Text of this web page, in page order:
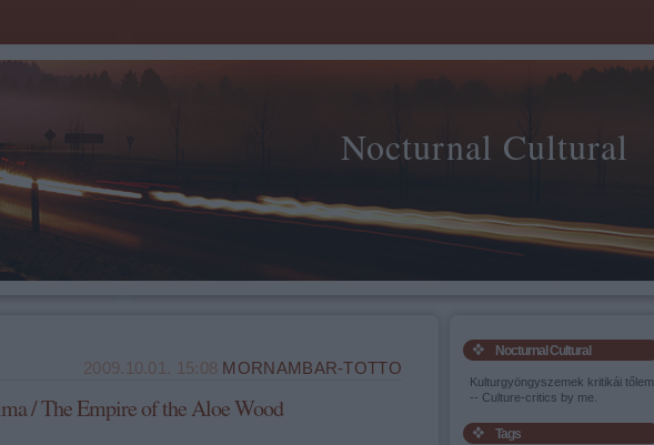
Nocturnal Cultural
Nocturnal Cultural
Kulturgyöngyszemek kritikái tőlem.
-- Culture-critics by me.
Tags
2009.10.01. 15:08 MORNAMBAR-TOTTO
/ The Empire of the Aloe Wood